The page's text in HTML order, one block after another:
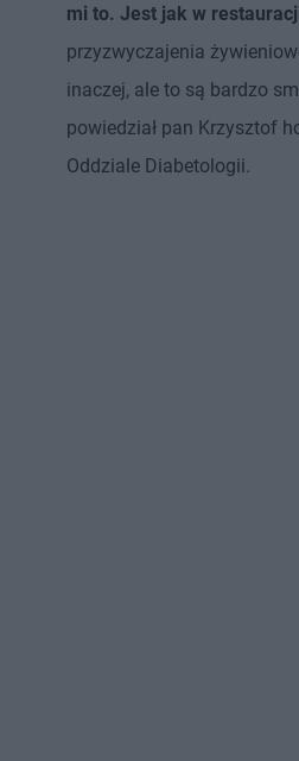
mi to. Jest jak w
przyzwyczajenia
inaczej, ale to są bardzo
powiedział pan Krzysztof
Oddziale Diabetologii.